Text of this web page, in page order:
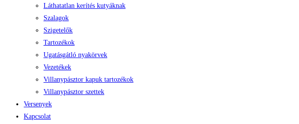
Láthatatlan kerítés kutyáknak
Szalagok
Szigetelők
Tartozékok
Ugatásgátló nyakörvek
Vezetékek
Villanypásztor kapuk tartozékok
Villanypásztor szettek
Versenyek
Kapcsolat